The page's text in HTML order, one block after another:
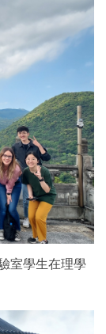
室學生在理學